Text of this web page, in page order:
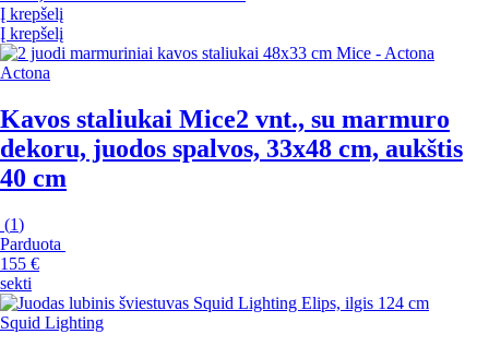
Į krepšelį
Į krepšelį
Actona
Kavos staliukai Mice2 vnt., su marmuro
dekoru, juodos spalvos, 33x48 cm, aukštis
40 cm
(1)
Parduota
155 €
sekti
Squid Lighting